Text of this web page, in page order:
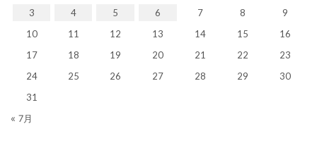
3 4 5 6 7 8
9
10
11 12 13 14 15
16
17
18 19 20 21 22
23
24
25 26 27 28 29
30
31
« 7月